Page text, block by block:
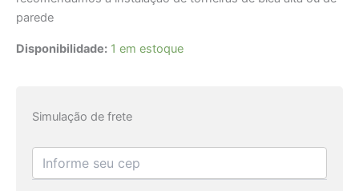
parede
Disponibilidade: 1 em estoque
Simulação de frete